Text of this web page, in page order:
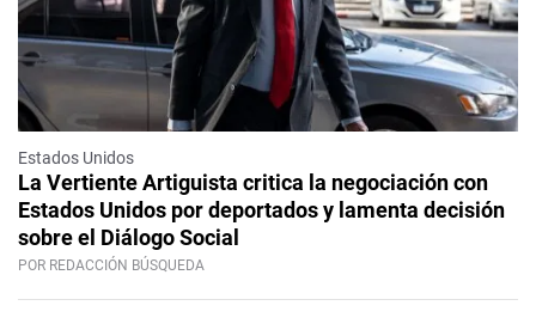
Estados Unidos
La Vertiente Artiguista critica la negociación con
Estados Unidos por deportados y lamenta decisión
sobre el Diálogo Social
POR REDACCIÓN BÚSQUEDA